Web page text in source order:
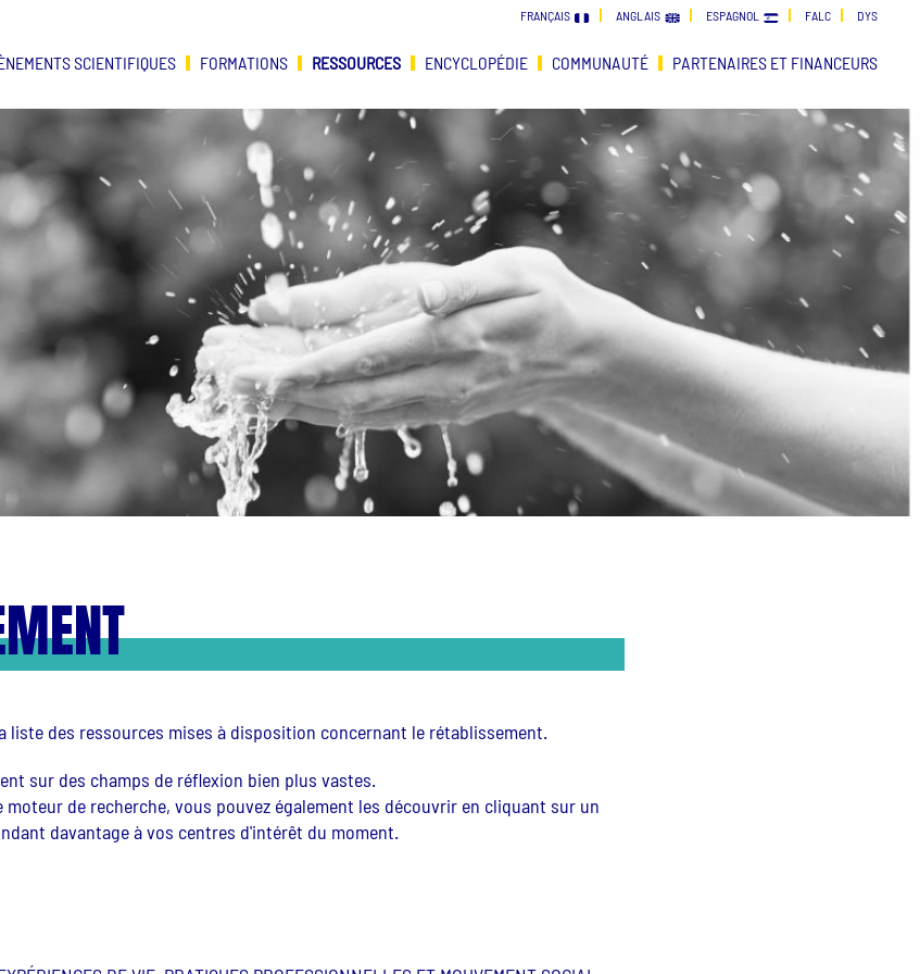
FRANÇAIS ANGLAIS ESPAGNOL FALC DYS
SCIENTIFIQUES FORMATIONS RESSOURCES ENCYCLOPÉDIE COMMUNAUTÉ PARTENAIRES ET FINANCEURS
liste des ressources mises à disposition concernant le rétablissement.
sur des champs de réflexion bien plus vastes.
moteur de recherche, vous pouvez également les découvrir en cliquant sur un
davantage à vos centres d'intérêt du moment.